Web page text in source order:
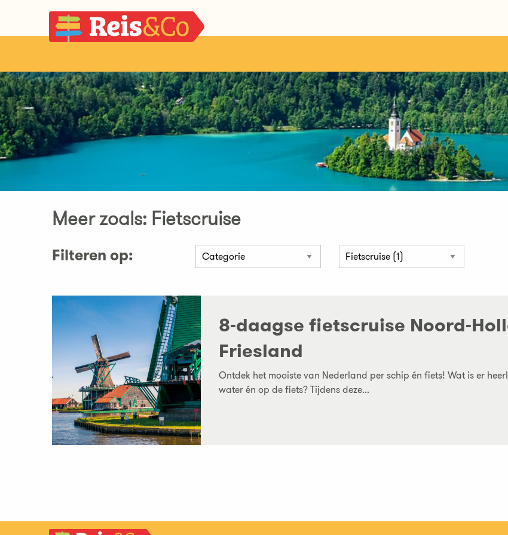
Meer zoals: Fietscruise
Filteren op:
8-daagse fietscruise Noord-
Friesland
Ontdek het mooiste van Nederland per schip én fiets! Wat is er
water én op de fiets? Tijdens deze...